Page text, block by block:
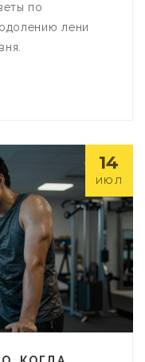
по
лени
14
ИЮЛ